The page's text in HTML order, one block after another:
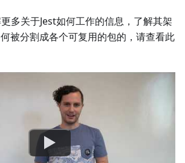
多关于Jest如何工作的信息，了解其架
被分割成各个可复用的包的，请查看此